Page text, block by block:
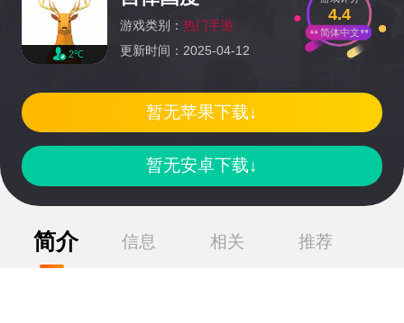
2℃
游戏类别： 热门手游
更新时间：2025-04-12
4.4
简体中文
暂无安卓下载↓
暂无苹果下载↓
简介 信息 相关 推荐